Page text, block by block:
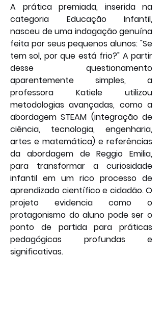
A prática premiada, inserida na
categoria Educação Infantil,
nasceu de uma indagação genuína
feita por seus pequenos alunos: "Se
tem sol, por que está frio?" A partir
desse questionamento
aparentemente simples, a
professora Katiele utilizou
metodologias avançadas, como a
abordagem STEAM (integração de
ciência, tecnologia, engenharia,
artes e matemática) e referências
da abordagem de Reggio Emilia,
para transformar a curiosidade
infantil em um rico processo de
aprendizado científico e cidadão. O
projeto evidencia como o
protagonismo do aluno pode ser o
ponto de partida para práticas
pedagógicas profundas e
significativas.